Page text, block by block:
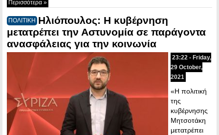
Περισσότερα »
ΠΟΛΙΤΙΚΗ Ηλιόπουλος: Η κυβέρνηση
μετατρέπει την Αστυνομία σε παράγοντα
ανασφάλειας για την κοινωνία
23:22 - Friday,
29 October,
2021
«Η πολιτική
της
κυβέρνησης
Μητσοτάκη
μετατρέπει